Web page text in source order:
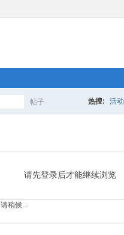
帖子
索
热搜: 活动
请先登录后才能继续浏览
请稍候...